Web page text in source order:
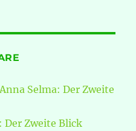
Anna Selma: Der Zweite
Der Zweite Blick